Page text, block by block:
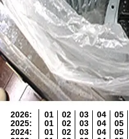
2026: 01 02 03 04 05
2025: 01 02 03 04 05
2024: 01 02 03 04 05